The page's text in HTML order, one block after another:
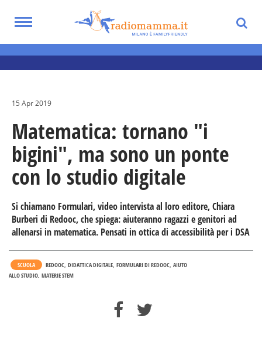
main
Toggle
Notizie utili per i genitori
15 Apr 2019
Matematica: tornano "i
bigini", ma sono un ponte
con lo studio digitale
Si chiamano Formulari, video intervista al loro editore, Chiara
Burberi di Redooc, che spiega: aiuteranno ragazzi e genitori ad
allenarsi in matematica. Pensati in ottica di accessibilità per i DSA
SCUOLA REDOOC DIDATTICA DIGITALE FORMULARI DI REDOOC AIUTO
ALLO STUDIO MATERIE STEM